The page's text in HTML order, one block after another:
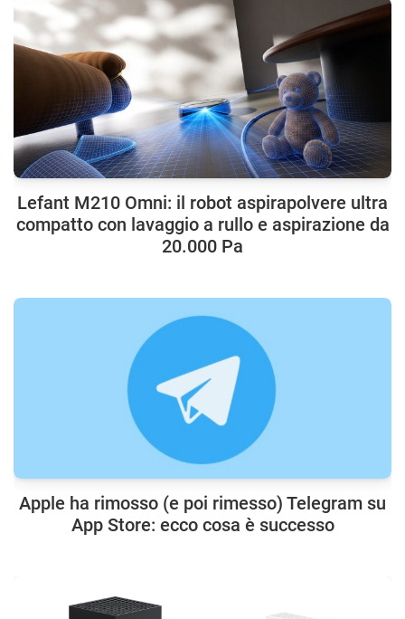
Lefant M210 Omni: il robot aspirapolvere ultra
compatto con lavaggio a rullo e aspirazione da
20.000 Pa
Apple ha rimosso (e poi rimesso) Telegram su
App Store: ecco cosa è successo